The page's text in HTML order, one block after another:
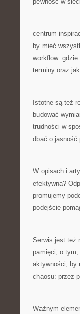
centrum
by mieć
workflow:
terminy oraz
Istotne są też
budować
trudności w
dbać o jasność
W opisach i
efektywna?
promujemy
podejście
Serwis jest też
pamięci, o tym,
aktywności, by
chaosu: przez
Ważnym